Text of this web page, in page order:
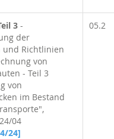
3 -
der
und Richtlinien
von
- Teil 3
von
im Bestand
04
24]
05.2